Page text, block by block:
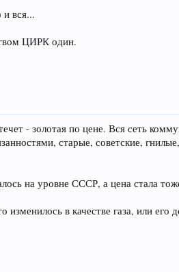
вся...
ЦИРК один.
- золотая по цене. Вся сеть
старые, советские,
на уровне СССР, а цена стала
в качестве газа, или его